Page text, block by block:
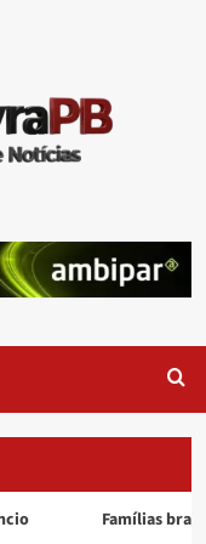
Famílias brasileiras